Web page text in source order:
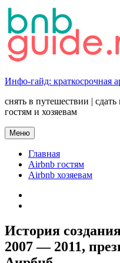
Перейти
содержимому
Инфо-гайд: краткосрочная
снять в путешествии |
гостям и хозяевам
Меню
Главная
Airbnb гостям
Airbnb хозяевам
История
2007 — 2011,